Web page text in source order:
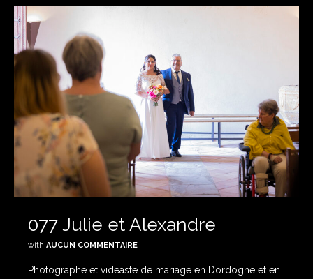
077 Julie et Alexandre
with AUCUN COMMENTAIRE
Photographe et vidéaste de mariage en Dordogne et en